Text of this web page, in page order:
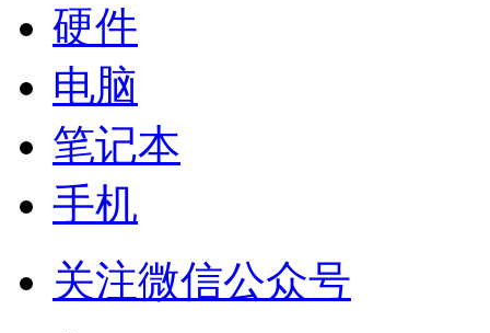
硬件
电脑
笔记本
手机
关注微信公众号